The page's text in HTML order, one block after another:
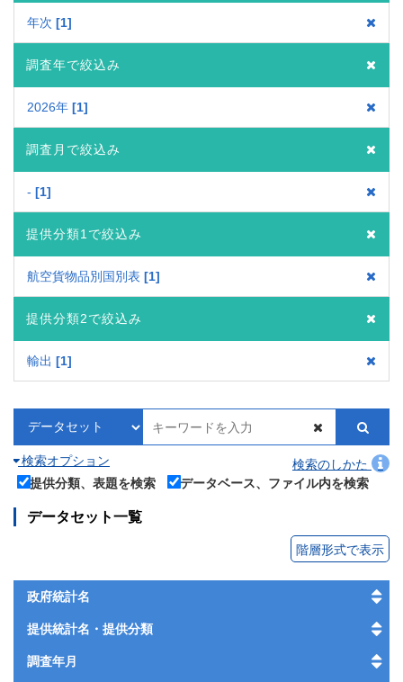
年次 1
調査年で絞込み
2026年 1
調査月で絞込み
- 1
提供分類1で絞込み
航空貨物品別国別表 1
提供分類2で絞込み
輸出 1
検索オプション
検索のしかた
提供分類、表題を検索
データベース、ファイル内を検索
データセット一覧
階層形式で表示
政府統計名
提供統計名・提供分類
調査年月